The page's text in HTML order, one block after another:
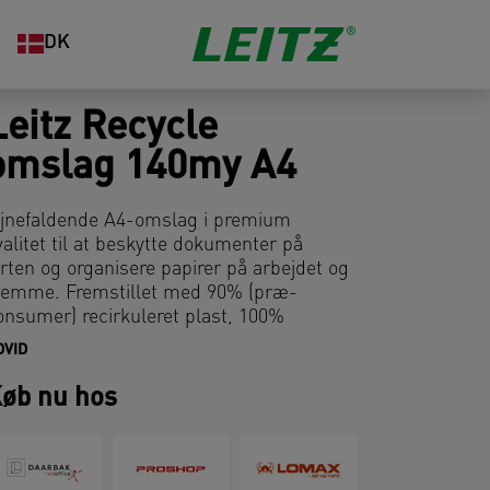
DK
Recycle
140my A4
A4-omslag i premium
til at beskytte dokumenter på
og organisere papirer på arbejdet og
Fremstillet med 90% (præ-
recirkuleret plast, 100%
og eksternt revideret og
komplementerer perfekt andre
fra Leitz Recycle-serien og er
som vil passe ind på
nu hos